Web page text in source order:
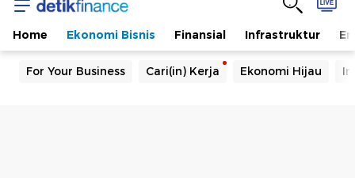
Home Ekonomi Bisnis Finansial Infrastruktur
For Your Business Cari(in) Kerja Ekonomi Hijau